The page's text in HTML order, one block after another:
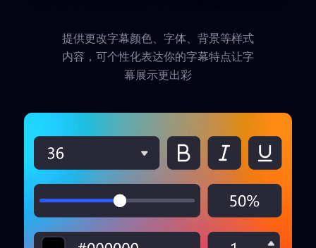
提供更改字幕颜色、字体、背景等样式
内容，可个性化表达你的字幕特点让字
幕展示更出彩